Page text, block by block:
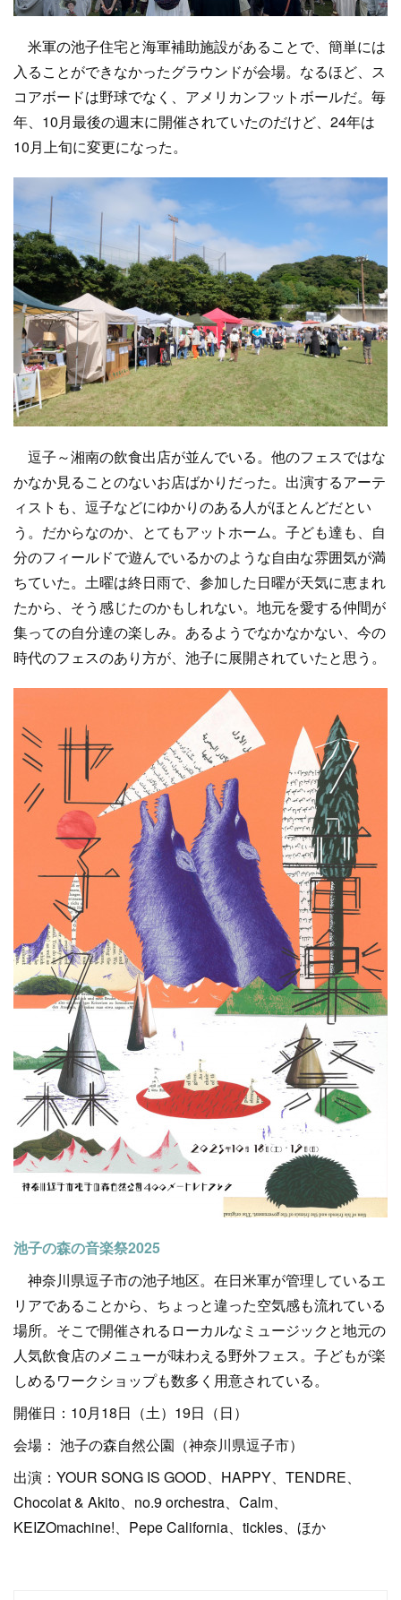
米軍の池子住宅と海軍補助施設があることで、簡単には
入ることができなかったグラウンドが会場。なるほど、ス
コアボードは野球でなく、アメリカンフットボールだ。毎
年、10月最後の週末に開催されていたのだけど、24年は
10月上旬に変更になった。
逗子～湘南の飲食出店が並んでいる。他のフェスではな
かなか見ることのないお店ばかりだった。出演するアーテ
ィストも、逗子などにゆかりのある人がほとんどだとい
う。だからなのか、とてもアットホーム。子ども達も、自
分のフィールドで遊んでいるかのような自由な雰囲気が満
ちていた。土曜は終日雨で、参加した日曜が天気に恵まれ
たから、そう感じたのかもしれない。地元を愛する仲間が
集っての自分達の楽しみ。あるようでなかなかない、今の
時代のフェスのあり方が、池子に展開されていたと思う。
池子の森の音楽祭2025
神奈川県逗子市の池子地区。在日米軍が管理しているエ
リアであることから、ちょっと違った空気感も流れている
場所。そこで開催されるローカルなミュージックと地元の
人気飲食店のメニューが味わえる野外フェス。子どもが楽
しめるワークショップも数多く用意されている。
開催日：10月18日（土）19日（日）
会場： 池子の森自然公園（神奈川県逗子市）
出演：YOUR SONG IS GOOD、HAPPY、TENDRE、
Chocolat & Akito、no.9 orchestra、Calm、
KEIZOmachine!、Pepe California、tickles、ほか